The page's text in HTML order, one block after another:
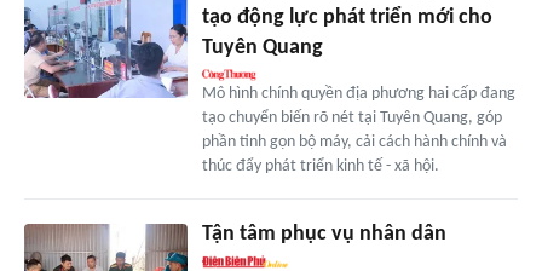
tạo động lực phát triển mới cho
Tuyên Quang
Mô hình chính quyền địa phương hai cấp đang
tạo chuyển biến rõ nét tại Tuyên Quang, góp
phần tinh gọn bộ máy, cải cách hành chính và
thúc đẩy phát triển kinh tế - xã hội.
Tận tâm phục vụ nhân dân